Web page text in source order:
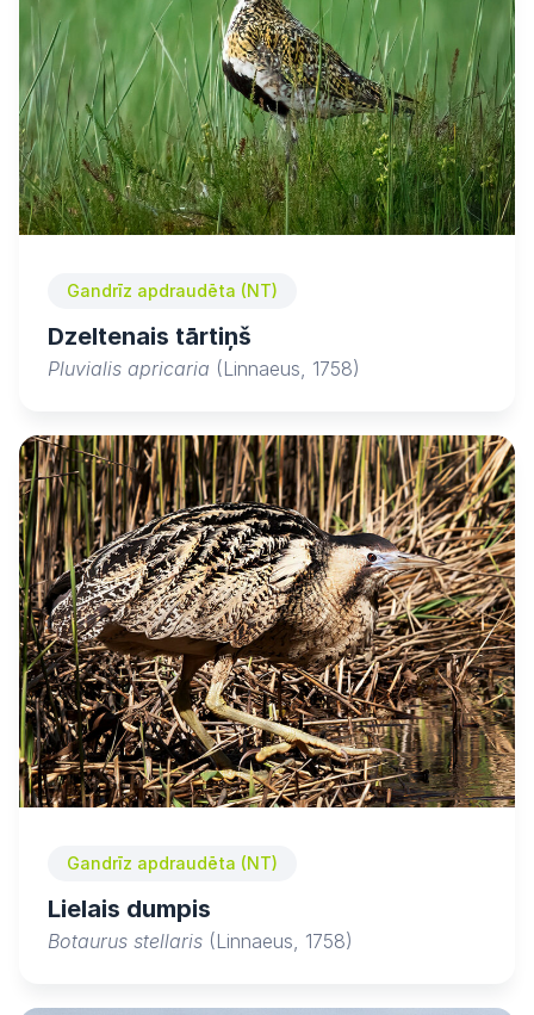
Gandrīz apdraudēta (NT)
Dzeltenais tārtiņš
Pluvialis apricaria (Linnaeus, 1758)
Gandrīz apdraudēta (NT)
Lielais dumpis
Botaurus stellaris (Linnaeus, 1758)